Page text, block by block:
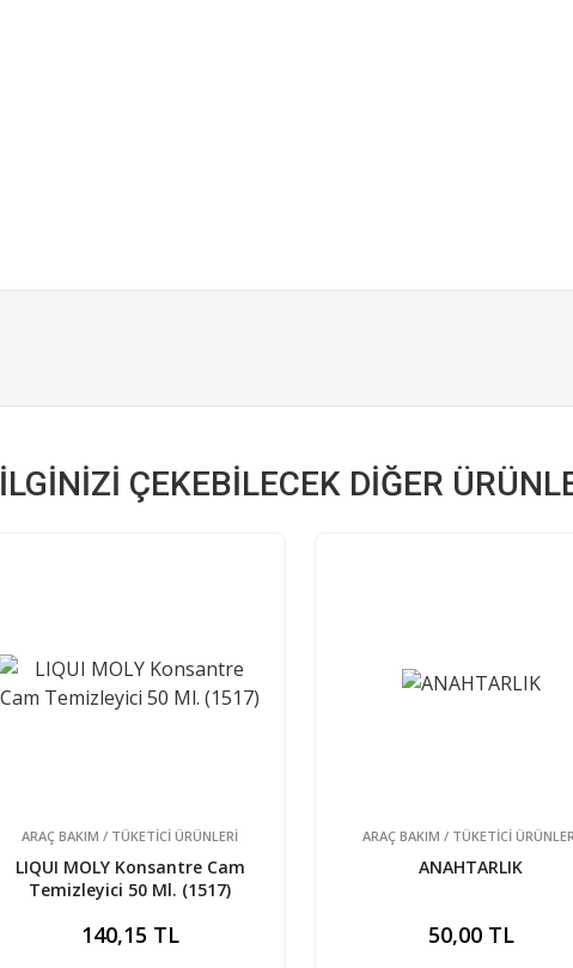
İLGINIZI ÇEKEBILECEK DIĞER
ARAÇ BAKIM / TÜKETİCİ ÜRÜNLERİ
LIQUI MOLY Konsantre Cam
Temizleyici 50 Ml. (1517)
140,15 TL
ARAÇ BAKIM / TÜKETİCİ
ANAHTARLIK
50,00 TL